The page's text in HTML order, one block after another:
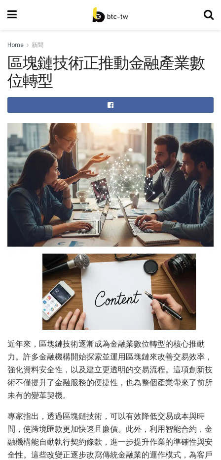
Home 新聞
區塊鏈技術正推動金融產業數
位轉型
近年來，區塊鏈技術逐漸成為金融業數位轉型的核心推動
力。許多金融機構開始探索並運用區塊鏈來改善交易效率，
強化資料安全性，以及建立更透明的交易流程。這項創新技
術不僅提升了金融服務的便捷性，也為整個產業帶來了前所
未有的變革契機。
專家指出，透過區塊鏈技術，可以有效降低交易成本與時
間，使跨境匯款更加快速且廉價。此外，利用智能合約，金
融機構能自動執行契約條款，進一步提升作業的準確性與安
全性。這些改變正逐步改寫傳統金融業的運作模式，為客戶